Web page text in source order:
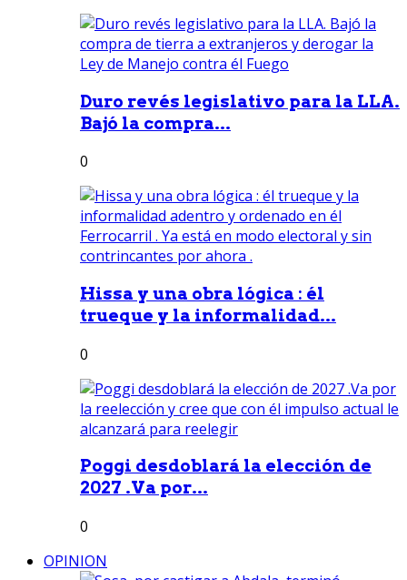
Duro revés legislativo para la LLA.
Bajó la compra...
0
Hissa y una obra lógica : él
trueque y la informalidad...
0
Poggi desdoblará la elección de
2027 .Va por...
0
OPINION